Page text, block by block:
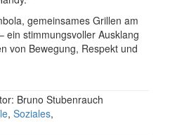
gemeinsames Grillen am
ein stimmungs­voller Ausklang
von Bewegung, Respekt und
Bruno Stubenrauch
, Soziales,